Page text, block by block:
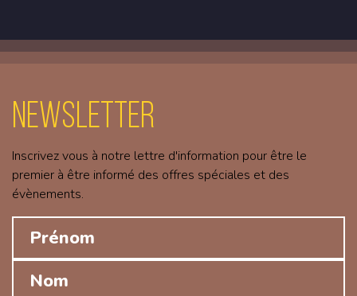
Newsletter
Inscrivez vous à notre lettre d'information pour être le
premier à être informé des offres spéciales et des
évènements.